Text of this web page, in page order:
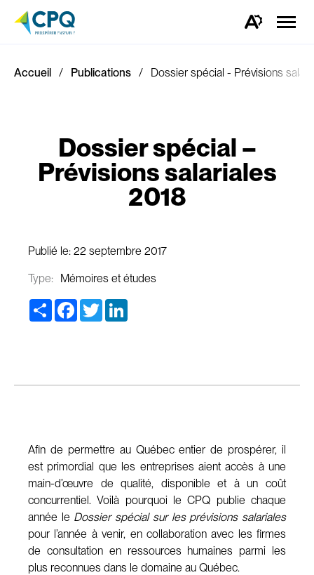
Ouvrez
d'accessibilité.
la
Accueil Publications Dossier spécial - Prévisions
Dossier spécial –
Prévisions salariales
2018
Publié le: 22 septembre 2017
Type: Mémoires et études
Share Facebook
Twitter
Afin de permettre au Québec entier de prospérer, il
est primordial que les entreprises aient accès à une
main-d’œuvre de qualité, disponible et à un coût
concurrentiel. Voilà pourquoi le CPQ publie chaque
année le Dossier spécial sur les prévisions salariales
pour l’année à venir, en collaboration avec les firmes
de consultation en ressources humaines parmi les
plus reconnues dans le domaine au Québec.